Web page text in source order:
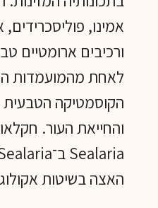
אמינו, פוליסכרידים,
ורכיבים ארומטיים
לאחת מהמועמדות
הקוסמטיקה הטבעית
והחייאת העור.
האצה בשיטות